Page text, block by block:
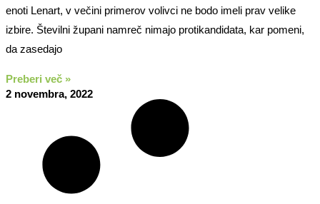
enoti Lenart, v večini primerov volivci ne bodo imeli prav velike
izbire. Številni župani namreč nimajo protikandidata, kar pomeni,
da zasedajo
Preberi več »
2 novembra, 2022